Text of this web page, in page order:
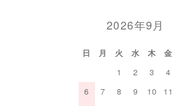
2026年9月
日 月 火 水 木 金
1
2 3 4
6
7 8 9 10 11